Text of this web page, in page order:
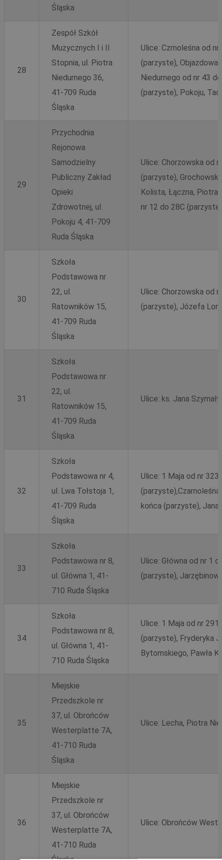
Śląska
28
Zespół Szkół
Muzycznych I i II
Stopnia, ul. Piotra
Niedurnego 36,
41-709 Ruda
Śląska
Ulice: Czrnoleśna od
(parzyste), Objazdowa
Niedurnego od nr 43
(parzyste), Pokoju,
29
Przychodnia
Rejonowa
Samodzielny
Publiczny Zakład
Opieki
Zdrowotnej, ul.
Pokoju 4, 41-709
Ruda Śląska
Ulice: Chorzowska od
(parzyste),
Kolista, Łączna, Piotra
nr 12 do 28C (parzyste)
30
Szkoła
Podstawowa nr
22, ul.
Ratowników 15,
41-709 Ruda
Śląska
Ulice: Chorzowska od
(parzyste), Józefa
31
Szkoła
Podstawowa nr
22, ul.
Ratowników 15,
41-709 Ruda
Śląska
Ulice: ks. Jana
32
Szkoła
Podstawowa nr 4,
ul. Lwa Tołstoja 1,
41-709 Ruda
Śląska
Ulice: 1 Maja od nr
końca (parzyste), Jana
33
Szkoła
Podstawowa nr 8,
ul. Główna 1, 41-
710 Ruda Śląska
Ulice: Główna od nr 1
(parzyste),
34
Szkoła
Podstawowa nr 8,
ul. Główna 1, 41-
710 Ruda Śląska
Ulice: 1 Maja od nr
(parzyste), Fryderyka
Bytomskiego, Pawła
35
Miejskie
Przedszkole nr
37, ul. Obrońców
Westerplatte 7A,
41-710 Ruda
Śląska
Ulice: Lecha, Piotra
36
Miejskie
Przedszkole nr
37, ul. Obrońców
Westerplatte 7A,
41-710 Ruda
Ulice: Obrońców